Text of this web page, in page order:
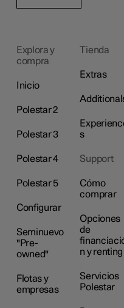
Explora y
compra
Inicio
Polestar 2
Polestar 3
Polestar 4
Polestar 5
Configurar
Seminuevo
"Pre-
owned"
Flotas y
empresas
Tienda
Extras
s
Support
Cómo
comprar
Opciones
de
n y renting
Servicios
Polestar